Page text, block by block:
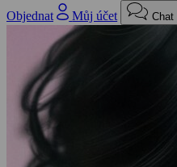
Objednat
Můj účet Chat